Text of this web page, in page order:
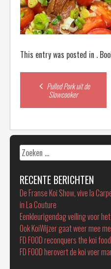
This entry was posted in .
Post
navigation
Pulled Pork uit de
Slowcooker
Zoeken
naar:
RECENTE BERICHTEN
De Franse Koi Show, vive la
in La Couture
Eenkleurigendag veiling voor
Ook KoiWijzer gaat weer mee
FD FOOD reconquers the koi
FD FOOD herovert de koi voer